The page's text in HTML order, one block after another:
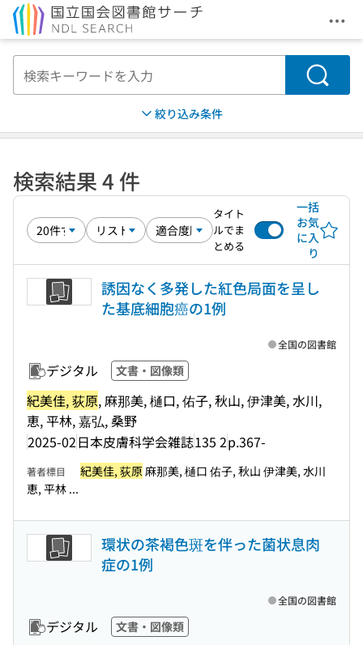
メ
検索
絞り込み条件
検索結果 4 件
タイト
ルでま
とめる
一括
お気
に入
り
誘因なく多発した紅色局面を呈し
た基底細胞癌の1例
デジタル 文書・図像類
紀美佳, 荻原, 麻那美, 樋口, 佑子, 秋山, 伊津美, 水川,
恵, 平林, 嘉弘, 桑野
2025-02日本皮膚科学会雑誌135 2p.367-
全国の図書館
著者標目 紀美佳, 荻原麻那美, 樋口 佑子, 秋山 伊津美, 水川
恵, 平林 ...
環状の茶褐色斑を伴った菌状息肉
症の1例
デジタル 文書・図像類
全国の図書館